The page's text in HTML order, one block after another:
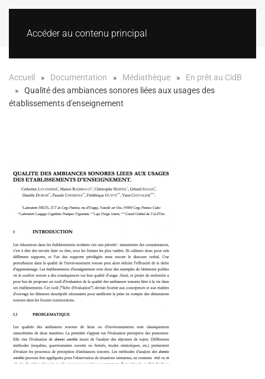
Accéder au contenu principal
Accueil Documentation Médiathèque
En prêt au CidB
Qualité des ambiances sonores liées aux usages des
établissements d'enseignement